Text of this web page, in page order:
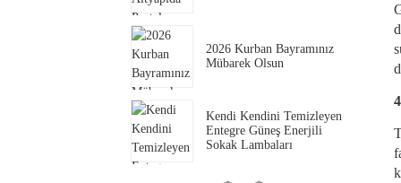
2026 Kurban Bayramınız
Mübarek Olsun
Kendi Kendini Temizleyen
Entegre Güneş Enerjili
Sokak Lambaları